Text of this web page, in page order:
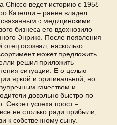
Chicco ведет историю с 1958
Кателли – ранее владел
с медицинскими
бизнеса его вдохновило
Энрико. После появления
осознал, насколько
может предложить
решил приложить
ситуации. Его целью
яркой и оригинальной, но
качеством и
довольно быстро по
Секрет успеха прост –
не столько ради прибыли,
к собственному сыну.